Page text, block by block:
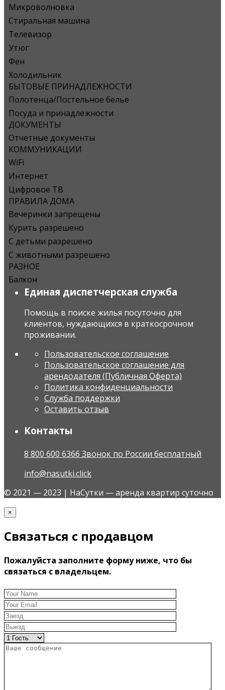
Микроволновка
Стиральная машина
Телевизор
Утюг
Фен
Холодильник
БЫТОВЫЕ ПРИНАДЛЕЖНОСТИ
Полотенца/Постельное белье
Посуда и принадлежности
ДОКУМЕНТЫ
Отчетные документы
КОММУНИКАЦИИ
WiFi
Интернет
Цифровое ТВ
ПРАВИЛА ДОМА
Вечеринки запрещены
Курить разрешено
С детьми разрешено
С животными разрешено
РАЗНОЕ
Балкон
Единая диспетчерская служба
Помощь в поиске жилья посуточно для
клиентов, нуждающихся в краткосрочном
проживании.
Пользовательское соглашение
Пользовательское соглашение для
арендодателя (Публичная Оферта)
Политика конфиденциальности
Служба поддержки
Оставить отзыв
Контакты
8 800 600 6366 Звонок по России бесплатный
info@nasutki.click
© 2021 — 2023 | НаСутки — аренда квартир суточно
×
Связаться с продавцом
Пожалуйста заполните форму ниже, что бы
связаться с владельцем.